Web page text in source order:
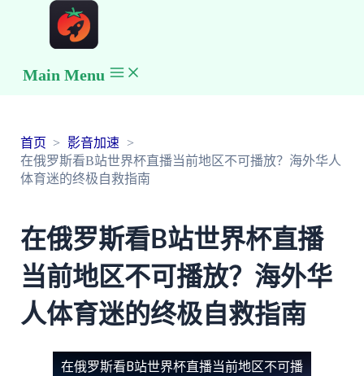
Main Menu
首页
影音加速
在俄罗斯看B站世界杯直播当前地区不可播放？海外华人
体育迷的终极自救指南
在俄罗斯看B站世界杯直播
当前地区不可播放？海外华
人体育迷的终极自救指南
在俄罗斯看B站世界杯直播当前地区不可播